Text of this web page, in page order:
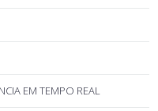
EM TEMPO REAL